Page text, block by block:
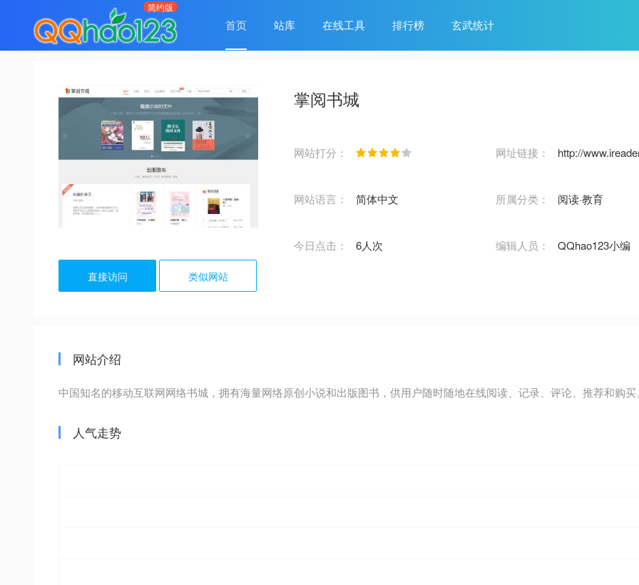
首页 站库 在线工具 排行榜 玄武统计
直接访问 类似网站
掌阅书城
网站打分： 网址链接： http://
网站语言： 简体中文 所属分类： 阅读·教育
今日点击： 6人次 编辑人员： QQhao123小编
网站介绍
中国知名的移动互联网网络书城，拥有海量网络原创小说和出版图书，供用户随时随地在线阅读、记录、评论、推荐和购买
人气走势